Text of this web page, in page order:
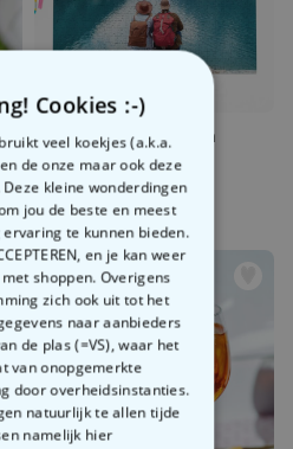
Fotopuzzel met Eigen
Ontwerp
€ 24,99
Cookies :-)
veel koekjes (a.k.a.
de onze maar ook deze
kleine wonderdingen
jou de beste en meest
te kunnen bieden.
en je kan weer
shoppen. Overigens
zich ook uit tot het
naar aanbieders
de plas (=VS), waar het
van onopgemerkte
door overheidsinstanties.
natuurlijk te allen tijde
namelijk hier